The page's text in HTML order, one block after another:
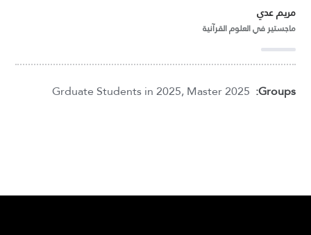
مريم عدي
ماجستير في العلوم القرآنية
Groups:
Grduate Students in 2025,Master 2025